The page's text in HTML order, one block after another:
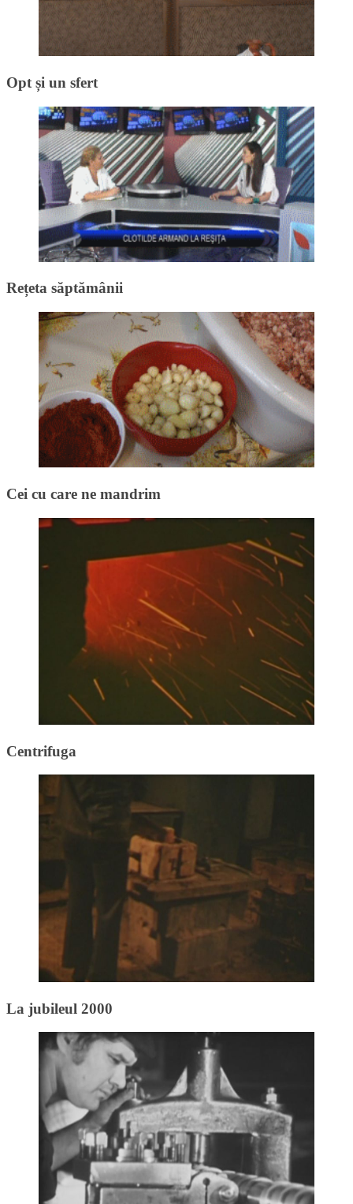
Opt și un sfert
Rețeta săptămânii
Cei cu care ne mandrim
Centrifuga
La jubileul 2000